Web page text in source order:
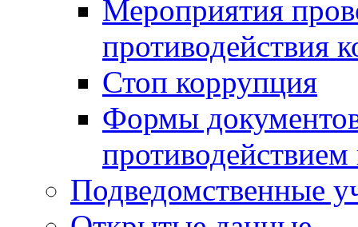
Мероприятия
противодействия
Стоп коррупция
Формы
Подведомственные